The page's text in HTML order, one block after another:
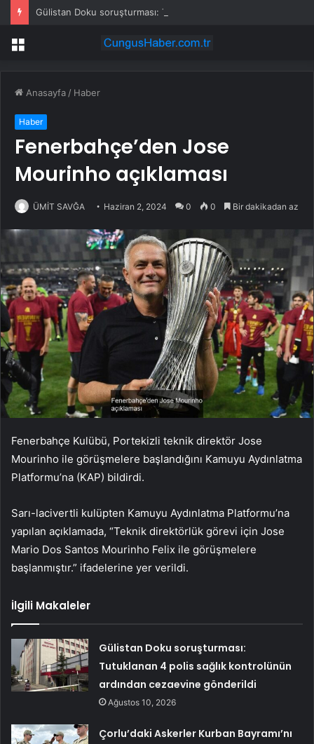
Menü
Anasayfa / Haber
Haber
Fenerbahçe’den Jose
Mourinho açıklaması
ÜMİT SAVĞA Haziran 2, 2024 0 0 Bir dakikadan az
Fenerbahçe Kulübü, Portekizli teknik direktör Jose
Mourinho ile görüşmelere başlandığını Kamuyu Aydınlatma
Platformu’na (KAP) bildirdi.
Sarı-lacivertli kulüpten Kamuyu Aydınlatma Platformu’na
yapılan açıklamada, “Teknik direktörlük görevi için Jose
Mario Dos Santos Mourinho Felix ile görüşmelere
başlanmıştır.” ifadelerine yer verildi.
İlgili Makaleler
Gülistan Doku soruşturması:
Tutuklanan 4 polis sağlık kontrolünün
ardından cezaevine gönderildi
Ağustos 10, 2026
Çorlu’daki Askerler Kurban Bayramı’nı